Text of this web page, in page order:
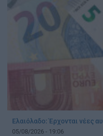
Ελαιόλαδο: Έρχονται νέες
05/08/2026 - 19:06